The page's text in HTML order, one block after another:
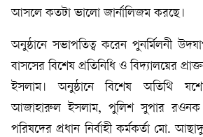
আসলে কতটা ভালো জার্নালিজম করছে।
অনুষ্ঠানে সভাপতিত্ব করেন পুনর্মিলনী
বাসসের বিশেষ প্রতিনিধি ও বিদ্যালয়ের
ইসলাম। অনুষ্ঠানে বিশেষ অতিথি
আজাহারুল ইসলাম, পুলিশ সুপার রওনক
পরিষদের প্রধান নির্বাহী কর্মকর্তা মো.